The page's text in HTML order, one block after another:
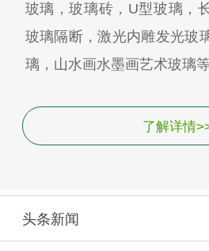
玻璃，玻璃砖，U型玻璃，
玻璃隔断，激光内雕发光玻
璃，山水画水墨画艺术玻璃等
了解详情
头条新闻